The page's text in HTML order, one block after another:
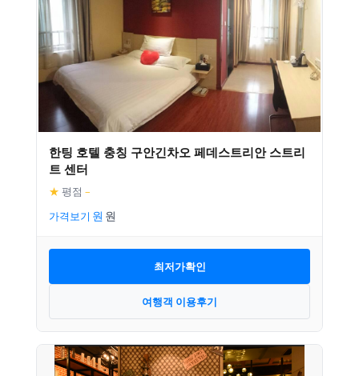
한팅 호텔 충칭 구안긴차오 페데스트리안 스트리
트 센터
★ 평점 –
가격보기
최저가확인
여행객 이용후기